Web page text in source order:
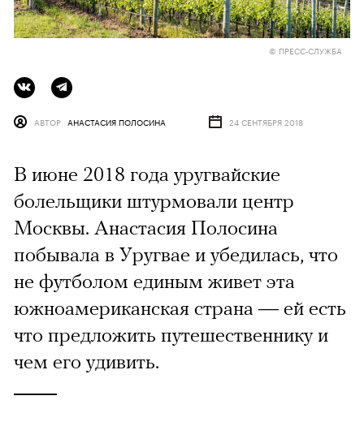
© ПРЕСС-СЛУЖБА
АВТОР АНАСТАСИЯ ПОЛОСИНА 24 СЕНТЯБРЯ 2018
В июне 2018 года уругвайские
болельщики штурмовали центр
Москвы. Анастасия Полосина
побывала в Уругвае и убедилась, что
не футболом единым живет эта
южноамериканская страна — ей есть
что предложить путешественнику и
чем его удивить.